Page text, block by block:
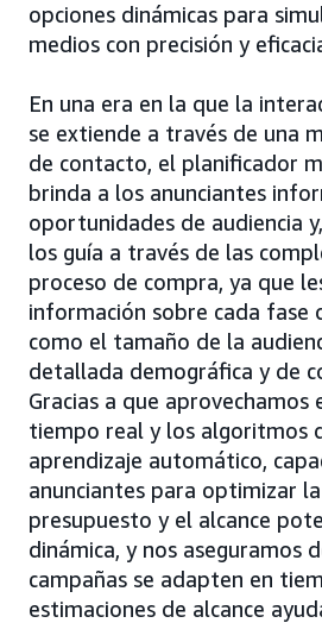
opciones dinámicas para
medios con precisión y
En una era en la que la
se extiende a través de una
de contacto, el planificador
brinda a los anunciantes
oportunidades de audiencia
los guía a través de las
proceso de compra, ya que
información sobre cada fase
como el tamaño de la
detallada demográfica y de
Gracias a que aprovechamos
tiempo real y los algoritmos
aprendizaje automático,
anunciantes para optimizar
presupuesto y el alcance
dinámica, y nos aseguramos
campañas se adapten en
estimaciones de alcance